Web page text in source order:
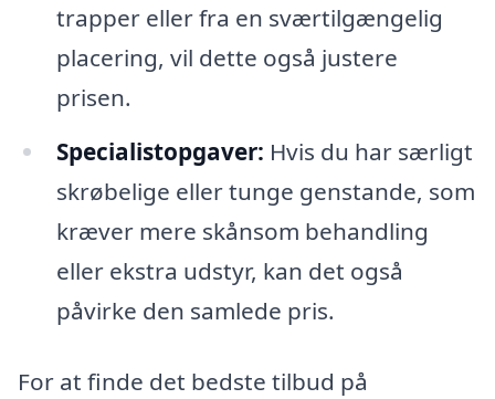
trapper eller fra en sværtilgængelig
placering, vil dette også justere
prisen.
Specialistopgaver: Hvis du har særligt
skrøbelige eller tunge genstande, som
kræver mere skånsom behandling
eller ekstra udstyr, kan det også
påvirke den samlede pris.
For at finde det bedste tilbud på